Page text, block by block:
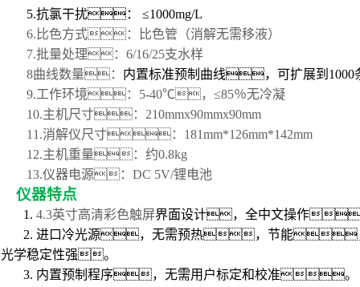
5.抗氯干扰： ≤1000mg/L
6. 比色方式：比色管（消解无需移液）
7.批量处理：6/16/25支水样
8曲线数量： 内置标准预制 曲线，可扩展到1000
9.工作环境：5-40℃，≤85％无冷凝
10.主机尺寸： 210mmx90mmx90mm
11.消解仪尺寸： 181mm*126mm*142mm
12.主机重量：约0.8kg
13.仪器电源：DC 5V/锂电池
仪器特点
1.4.3英寸高清彩色触屏界面设计，全中文操作
2. 进口冷光源，无需预热，节能
光学稳定性强。
3. 内置预制程序，无需用户标定和校准。